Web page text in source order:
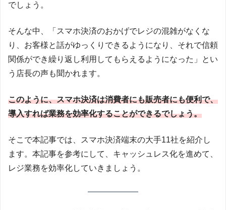
でしょう。
そんな中、「スマホ決済のおかげでレジの混雑がなくな
り、お客様と話がゆっくりできるようになり、それで信頼
関係ができ繰り返し利用してもらえるようになった」とい
う店長の声も聞かれます。
このように、スマホ決済は消費者にも販売者にも便利で、
導入すれば業務を効率化することができるでしょう。
そこで本記事では、スマホ決済端末の大手11社を紹介し
ます。本記事を参考にして、キャッシュレス化を進めて、
レジ業務を効率化していきましょう。